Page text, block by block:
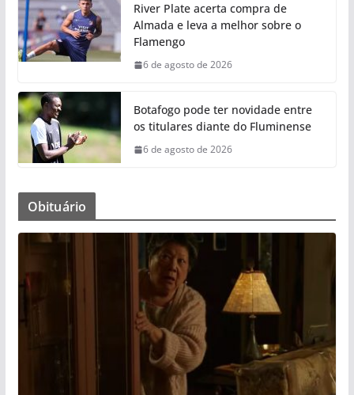
River Plate acerta compra de
Almada e leva a melhor sobre o
Flamengo
6 de agosto de 2026
Botafogo pode ter novidade entre
os titulares diante do Fluminense
6 de agosto de 2026
Obituário